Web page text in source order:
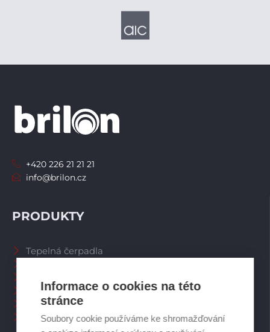
Informace o cookies na této
stránce
Soubory cookie používáme ke shromažďování
PRODUKTY
Tepelná čerpadla
Spalinové systémy
Plynové kotle
Ostatní příslušenství
+420 226 21 21 21
info@brilon.cz